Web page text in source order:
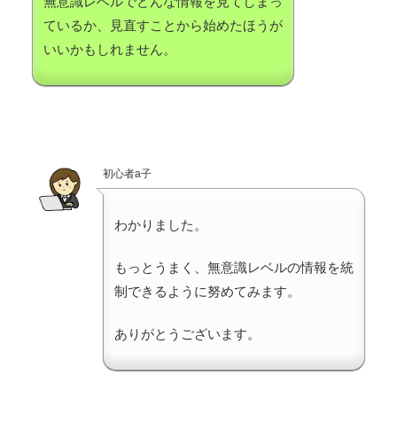
ているか、見直すことから始めたほうが
いいかもしれません。
初心者a子
わかりました。
もっとうまく、無意識レベルの情報を統
制できるように努めてみます。
ありがとうございます。